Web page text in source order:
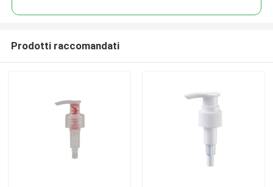
Prodotti raccomandati